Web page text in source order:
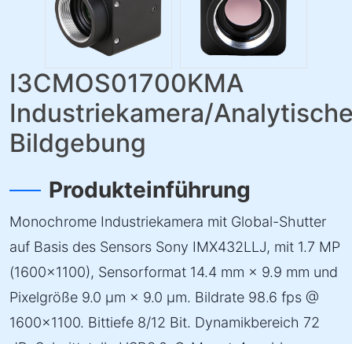
I3CMOS01700KMA
Industriekamera/
Bildgebung
Produkteinführung
Monochrome Industriekamera mit Global-Shutter
auf Basis des Sensors Sony IMX432LLJ, mit 1.7 MP
(1600×1100), Sensorformat 14.4 mm × 9.9 mm und
Pixelgröße 9.0 µm × 9.0 µm. Bildrate 98.6 fps @
1600×1100. Bittiefe 8/12 Bit. Dynamikbereich 72